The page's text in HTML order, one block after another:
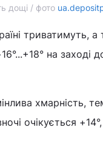
дощі / фото
триватимуть,
на заході
хмарність,
очікується